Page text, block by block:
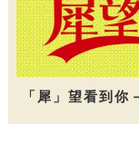
「犀」望看到你